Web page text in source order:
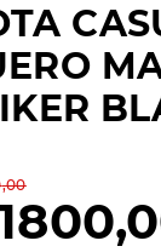
,00
,